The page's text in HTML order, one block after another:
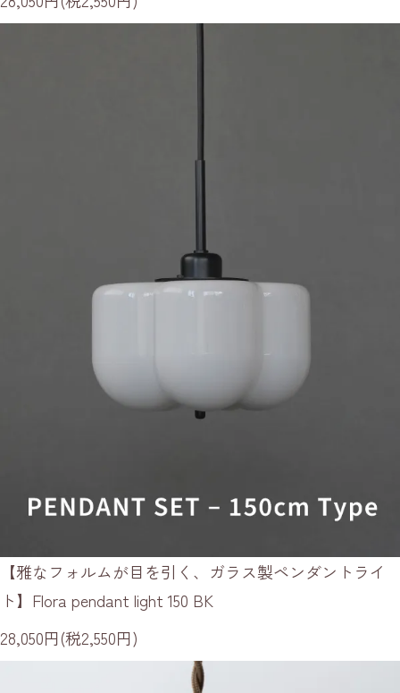
【雅なフォルムが目を引く、ガラス製ペンダントライ
ト】Flora pendant light 150 BK
28,050円(税2,550円)